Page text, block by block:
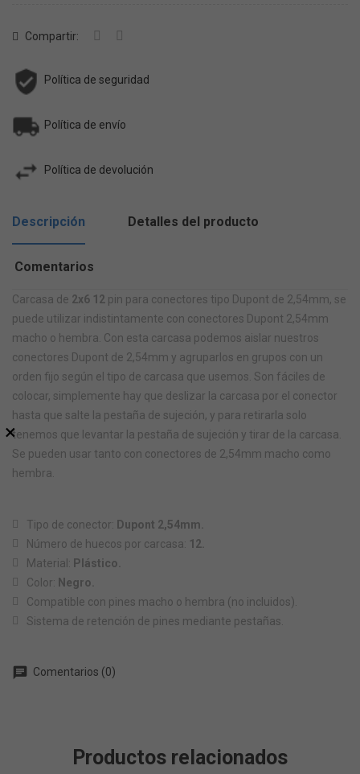
Compartir:
Política de seguridad
Política de envío
Política de devolución
Descripción Detalles del producto
Comentarios
Carcasa de 2x6 12 pin para conectores tipo Dupont de 2,54mm, se
puede utilizar indistintamente con conectores Dupont 2,54mm
macho o hembra. Con esta carcasa podemos aislar nuestros
conectores Dupont de 2,54mm y agruparlos en grupos con un
orden fijo según el tipo de carcasa que usemos. Son fáciles de
colocar, simplemente hay que deslizar la carcasa por el conector
hasta que salte la pestaña de sujeción, y para retirarla solo
tenemos que levantar la pestaña de sujeción y tirar de la carcasa.
Se pueden usar tanto con conectores de 2,54mm macho como
hembra.
Tipo de conector: Dupont 2,54mm.
Número de huecos por carcasa: 12.
Material: Plástico.
Color: Negro.
Compatible con pines macho o hembra (no incluidos).
Sistema de retención de pines mediante pestañas.
chat Comentarios (0)
Productos relacionados
×